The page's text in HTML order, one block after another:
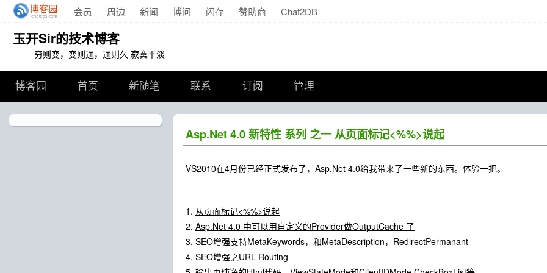
会员 周边 新闻 博问 闪存 赞助商 Chat2DB
玉开Sir的技术博客
穷则变，变则通，通则久 寂寞平淡
博客园 首页 新随笔 联系 订阅 管理
Asp.Net 4.0 新特性 系列 之一 从页面标记<%%>说起
VS2010在4月份已经正式发布了，Asp.Net 4.0给我带来了一些新的东西。体验一把。
1. 从页面标记<%%>说起
2. Asp.Net 4.0 中可以用自定义的Provider做OutputCache 了
3. SEO增强支持MetaKeywords，和MetaDescription，RedirectPermanant
4. SEO增强之URL Routing